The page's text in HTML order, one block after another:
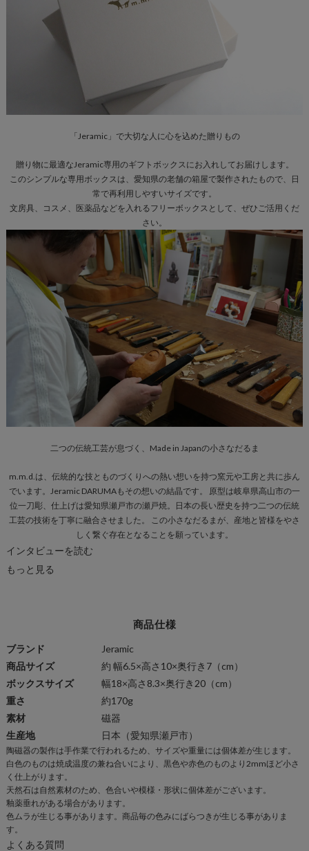
「Jeramic」で大切な人に心を込めた贈りもの
贈り物に最適なJeramic専用のギフトボックスにお入れしてお届けします。
このシンプルな専用ボックスは、愛知県の老舗の箱屋で製作されたもので、日
常で再利用しやすいサイズです。
文房具、コスメ、医薬品などを入れるフリーボックスとして、ぜひご活用くだ
さい。
二つの伝統工芸が息づく、Made in Japanの小さなだるま
m.m.d.は、伝統的な技とものづくりへの熱い想いを持つ窯元や工房と共に歩ん
でいます。Jeramic DARUMAもその想いの結晶です。 原型は岐阜県高山市の一
位一刀彫、仕上げは愛知県瀬戸市の瀬戸焼。日本の長い歴史を持つ二つの伝統
工芸の技術を丁寧に融合させました。 この小さなだるまが、産地と皆様をやさ
しく繋ぐ存在となることを願っています。
インタビューを読む
もっと見る
商品仕様
ブランド
Jeramic
商品サイズ
約 幅6.5×高さ10×奥行き7（cm）
ボックスサイズ
幅18×高さ8.3×奥行き20（cm）
重さ
約170g
素材
磁器
生産地
日本（愛知県瀬戸市）
商
品
仕
様
一
覧
陶磁器の製作は手作業で行われるため、サイズや重量には個体差が生じます。
白色のものは焼成温度の兼ね合いにより、黒色や赤色のものより2mmほど小さ
く仕上がります。
天然石は自然素材のため、色合いや模様・形状に個体差がございます。
釉薬垂れがある場合があります。
色ムラが生じる事があります。商品毎の色みにばらつきが生じる事がありま
す。
よくある質問